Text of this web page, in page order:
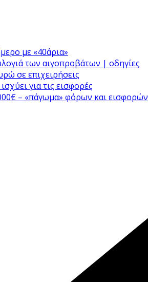
με «40άρια»
των αιγοπροβάτων | οδηγίες
σε επιχειρήσεις
για τις εισφορές
– «πάγωμα» φόρων και εισφορών